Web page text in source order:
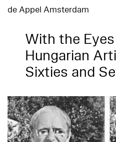
de Appel Amsterdam
With the
Hungarian
Sixties and